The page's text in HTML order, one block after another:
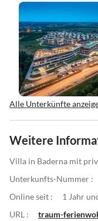
Alle Unterkünfte
Weitere
Villa in Baderna mit
Unterkunfts-Nummer :
Online seit :
1 Jahr
URL :
traum-